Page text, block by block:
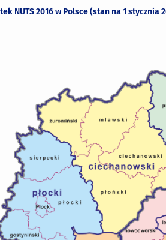
NUTS 2016 w Polsce (stan na 1 stycznia